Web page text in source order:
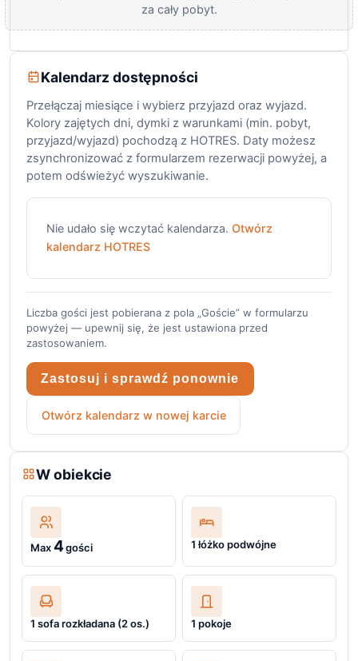
za cały pobyt.
Kalendarz dostępności
Przełączaj miesiące i wybierz przyjazd oraz wyjazd.
Kolory zajętych dni, dymki z warunkami (min. pobyt,
przyjazd/wyjazd) pochodzą z HOTRES. Daty możesz
zsynchronizować z formularzem rezerwacji powyżej, a
potem odświeżyć wyszukiwanie.
Nie udało się wczytać kalendarza. Otwórz
kalendarz HOTRES
Liczba gości jest pobierana z pola „Goście” w formularzu
powyżej — upewnij się, że jest ustawiona przed
zastosowaniem.
Zastosuj i sprawdź ponownie
Otwórz kalendarz w nowej karcie
W obiekcie
Max 4gości 1 łóżko podwójne
1 sofa rozkładana (2 os.) 1 pokoje